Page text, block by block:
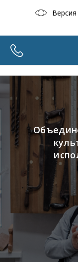
Версия